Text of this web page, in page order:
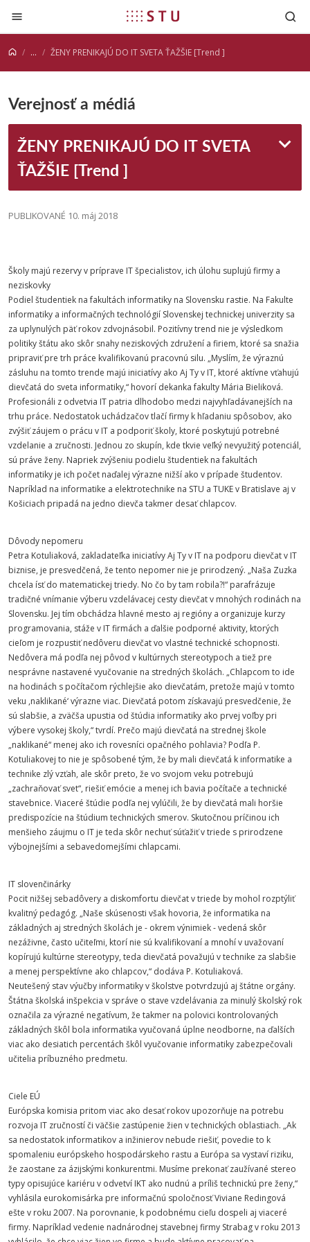
Prejsť na obsah
... ŽENY PRENIKAJÚ DO IT SVETA ŤAŽŠIE [Trend ]
Verejnosť a médiá
ŽENY PRENIKAJÚ DO IT SVETA
ŤAŽŠIE [Trend ]
PUBLIKOVANÉ 10. máj 2018
Školy majú rezervy v príprave IT špecialistov, ich úlohu suplujú firmy a
neziskovky
Podiel študentiek na fakultách informatiky na Slovensku rastie. Na Fakulte
informatiky a informačných technológií Slovenskej technickej univerzity sa
za uplynulých päť rokov zdvojnásobil. Pozitívny trend nie je výsledkom
politiky štátu ako skôr snahy neziskových združení a firiem, ktoré sa snažia
pripraviť pre trh práce kvalifikovanú pracovnú silu. „Myslím, že výraznú
zásluhu na tomto trende majú iniciatívy ako Aj Ty v IT, ktoré aktívne vťahujú
dievčatá do sveta informatiky,“ hovorí dekanka fakulty Mária Bieliková.
Profesionáli z odvetvia IT patria dlhodobo medzi najvyhľadávanejších na
trhu práce. Nedostatok uchádzačov tlačí firmy k hľadaniu spôsobov, ako
zvýšiť záujem o prácu v IT a podporiť školy, ktoré poskytujú potrebné
vzdelanie a zručnosti. Jednou zo skupín, kde tkvie veľký nevyužitý potenciál,
sú práve ženy. Napriek zvýšeniu podielu študentiek na fakultách
informatiky je ich počet naďalej výrazne nižší ako v prípade študentov.
Napríklad na informatike a elektrotechnike na STU a TUKE v Bratislave aj v
Košiciach pripadá na jedno dievča takmer desať chlapcov.
Dôvody nepomeru
Petra Kotuliaková, zakladateľka iniciatívy Aj Ty v IT na podporu dievčat v IT
biznise, je presvedčená, že tento nepomer nie je prirodzený. „Naša Zuzka
chcela ísť do matematickej triedy. No čo by tam robila?!“ parafrázuje
tradičné vnímanie výberu vzdelávacej cesty dievčat v mnohých rodinách na
Slovensku. Jej tím obchádza hlavné mesto aj regióny a organizuje kurzy
programovania, stáže v IT firmách a ďalšie podporné aktivity, ktorých
cieľom je rozpustiť nedôveru dievčat vo vlastné technické schopnosti.
Nedôvera má podľa nej pôvod v kultúrnych stereotypoch a tiež pre
nesprávne nastavené vyučovanie na stredných školách. „Chlapcom to ide
na hodinách s počítačom rýchlejšie ako dievčatám, pretože majú v tomto
veku ,naklikané‘ výrazne viac. Dievčatá potom získavajú presvedčenie, že
sú slabšie, a zväčša upustia od štúdia informatiky ako prvej voľby pri
výbere vysokej školy,“ tvrdí. Prečo majú dievčatá na strednej škole
„naklikané“ menej ako ich rovesníci opačného pohlavia? Podľa P.
Kotuliakovej to nie je spôsobené tým, že by mali dievčatá k informatike a
technike zlý vzťah, ale skôr preto, že vo svojom veku potrebujú
„zachraňovať svet“, riešiť emócie a menej ich bavia počítače a technické
stavebnice. Viaceré štúdie podľa nej vylúčili, že by dievčatá mali horšie
predispozície na štúdium technických smerov. Skutočnou príčinou ich
menšieho záujmu o IT je teda skôr nechuť súťažiť v triede s prirodzene
výbojnejšími a sebavedomejšími chlapcami.
IT slovenčinárky
Pocit nižšej sebadôvery a diskomfortu dievčat v triede by mohol rozptýliť
kvalitný pedagóg. „Naše skúsenosti však hovoria, že informatika na
základných aj stredných školách je - okrem výnimiek - vedená skôr
nezáživne, často učiteľmi, ktorí nie sú kvalifikovaní a mnohí v uvažovaní
kopírujú kultúrne stereotypy, teda dievčatá považujú v technike za slabšie
a menej perspektívne ako chlapcov,“ dodáva P. Kotuliaková.
Neutešený stav výučby informatiky v školstve potvrdzujú aj štátne orgány.
Štátna školská inšpekcia v správe o stave vzdelávania za minulý školský rok
označila za výrazné negatívum, že takmer na polovici kontrolovaných
základných škôl bola informatika vyučovaná úplne neodborne, na ďalších
viac ako desiatich percentách škôl vyučovanie informatiky zabezpečovali
učitelia príbuzného predmetu.
Ciele EÚ
Európska komisia pritom viac ako desať rokov upozorňuje na potrebu
rozvoja IT zručností či väčšie zastúpenie žien v technických oblastiach. „Ak
sa nedostatok informatikov a inžinierov nebude riešiť, povedie to k
spomaleniu európskeho hospodárskeho rastu a Európa sa vystaví riziku,
že zaostane za ázijskými konkurentmi. Musíme prekonať zaužívané stereo
typy opisujúce kariéru v odvetví IKT ako nudnú a príliš technickú pre ženy,“
vyhlásila eurokomisárka pre informačnú spoločnosť Viviane Redingová
ešte v roku 2007. Na porovnanie, k podobnému cieľu dospeli aj viaceré
firmy. Napríklad vedenie nadnárodnej stavebnej firmy Strabag v roku 2013